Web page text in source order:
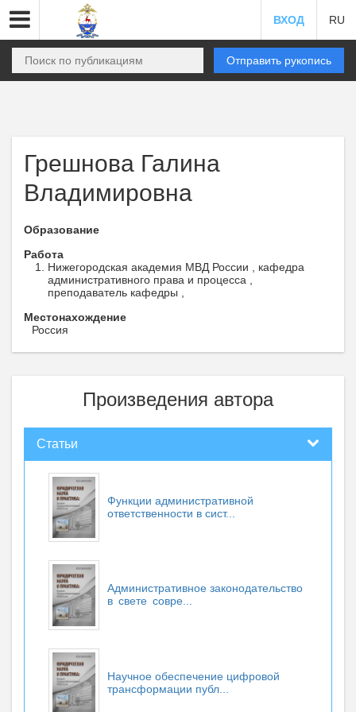
ВХОД RU
Отправить рукопись
Грешнова Галина
Владимировна
Образование
Работа
Нижегородская академия МВД России , кафедра
административного права и процесса ,
преподаватель кафедры ,
Местонахождение
Россия
Произведения автора
Статьи
Функции административной
ответственности в сист...
Административное законодательство
в свете совре...
Научное обеспечение цифровой
трансформации публ...